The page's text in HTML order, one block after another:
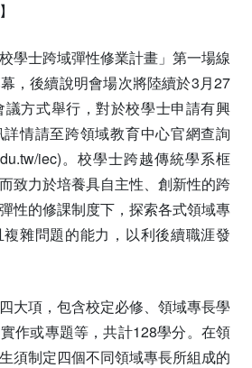
學士跨域彈性修業計畫」第一場線
，後續說明會場次將陸續於3月27
議方式舉行，對於校學士申請有興
情請至跨領域教育中心官網查詢
iec)。校學士跨越傳統學系框
致力於培養具自主性、創新性的跨
性的修課制度下，探索各式領域專
雜問題的能力，以利後續職涯發
大項，包含校定必修、領域專長學
作或專題等，共計128學分。在領
須制定四個不同領域專長所組成的